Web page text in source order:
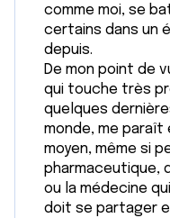
comme moi, se
certains dans un
depuis.
De mon point de
qui touche très
quelques
monde, me paraît
moyen, même si
pharmaceutique,
ou la médecine
doit se partager